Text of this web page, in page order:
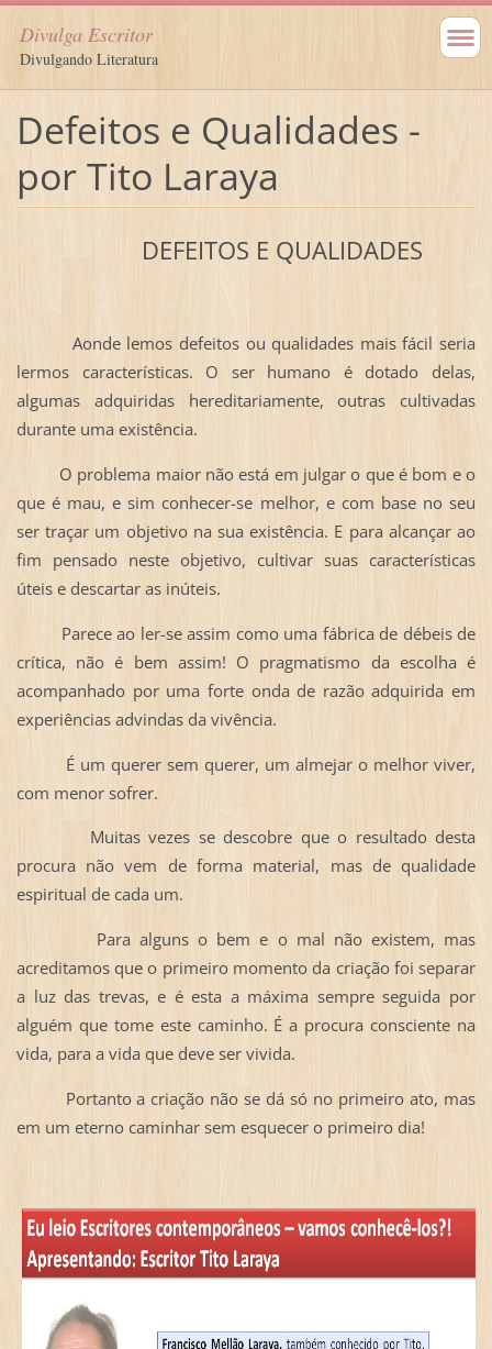
Divulga Escritor
Divulgando Literatura
Defeitos e Qualidades -
por Tito Laraya
DEFEITOS E QUALIDADES
Aonde lemos defeitos ou qualidades mais fácil seria
lermos características. O ser humano é dotado delas,
algumas adquiridas hereditariamente, outras cultivadas
durante uma existência.
O problema maior não está em julgar o que é bom e o
que é mau, e sim conhecer-se melhor, e com base no seu
ser traçar um objetivo na sua existência. E para alcançar ao
fim pensado neste objetivo, cultivar suas características
úteis e descartar as inúteis.
Parece ao ler-se assim como uma fábrica de débeis de
crítica, não é bem assim! O pragmatismo da escolha é
acompanhado por uma forte onda de razão adquirida em
experiências advindas da vivência.
É um querer sem querer, um almejar o melhor viver,
com menor sofrer.
Muitas vezes se descobre que o resultado desta
procura não vem de forma material, mas de qualidade
espiritual de cada um.
Para alguns o bem e o mal não existem, mas
acreditamos que o primeiro momento da criação foi separar
a luz das trevas, e é esta a máxima sempre seguida por
alguém que tome este caminho. É a procura consciente na
vida, para a vida que deve ser vivida.
Portanto a criação não se dá só no primeiro ato, mas
em um eterno caminhar sem esquecer o primeiro dia!